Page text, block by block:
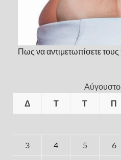
Πως να αντιμετωπίσετε
Δ
Τ Τ Π
3 4 5 6